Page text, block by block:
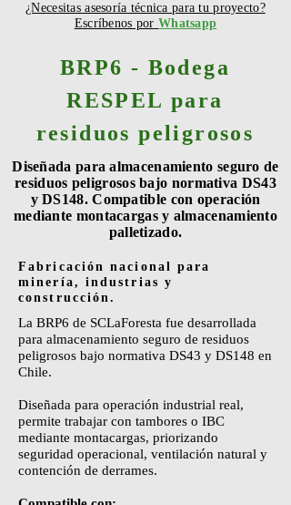
¿Necesitas asesoría técnica para tu proyecto?
Escríbenos por Whatsapp
BRP6 - Bodega
RESPEL para
residuos peligrosos
Diseñada para almacenamiento seguro de
residuos peligrosos bajo normativa DS43
y DS148. Compatible con operación
mediante montacargas y almacenamiento
palletizado.
Fabricación nacional para
minería, industrias y
construcción.
La BRP6 de SCLaForesta fue desarrollada
para almacenamiento seguro de residuos
peligrosos bajo normativa DS43 y DS148 en
Chile.
Diseñada para operación industrial real,
permite trabajar con tambores o IBC
mediante montacargas, priorizando
seguridad operacional, ventilación natural y
contención de derrames.